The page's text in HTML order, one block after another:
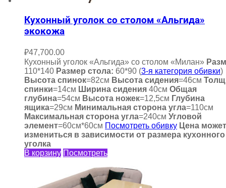
Кухонный уголок со столом «Альгида»
экокожа
₽47,700.00
Кухонный уголок «Альгида» со столом «Милан»
110*140 Размер стола: 60*90 (3-я категория обивки)
Высота спинок=82см Высота сидения=46см
спинки=14см Ширина сидения 40см Общая
глубина=54см Высота ножек=12,5см Глубина
ящика=29см Минимальная сторона угла=110см
Максимальная сторона угла=240см Угловой
элемент=60см*60см Посмотреть обивку Цена может
измениться в зависимости от размера кухонного
уголка
В корзину Посмотреть